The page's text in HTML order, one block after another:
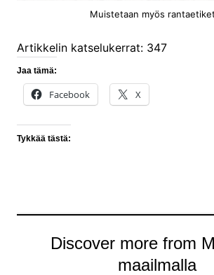
Muistetaan myös
Artikkelin katselukerrat: 347
Jaa tämä:
Facebook X
Tykkää tästä:
Discover more from
maailmalla